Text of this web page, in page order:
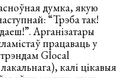
думка, якую
“Трэба так!
Арганізатары
працаваць у
трэндам Glocal
калі цікавыя